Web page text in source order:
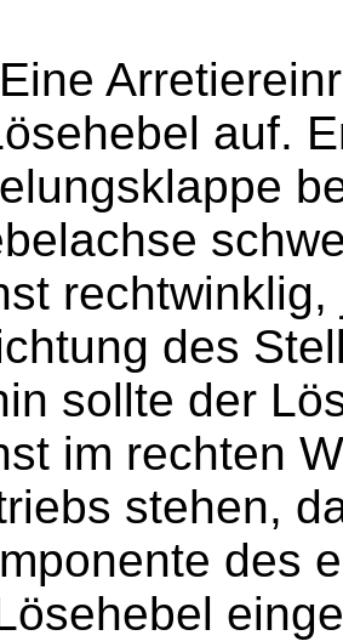
Eine
auf.
des
sollte der
im rechten
stehen,
des